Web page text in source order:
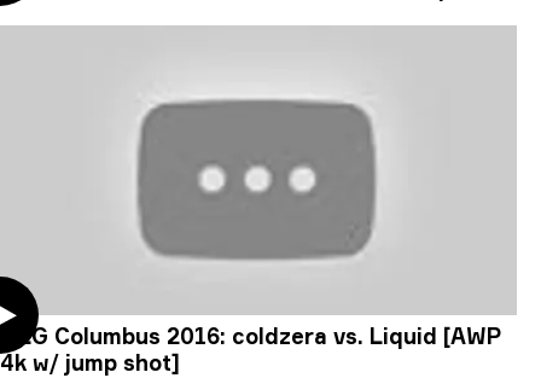
MLG Columbus 2016: coldzera vs. Liquid [AWP
4k w/ jump shot]